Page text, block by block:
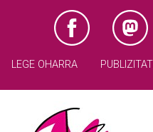
LEGE OHARRA